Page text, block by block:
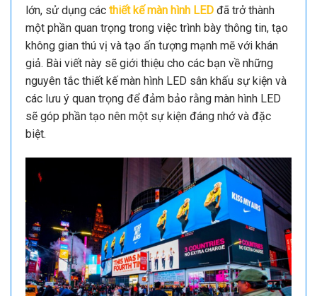
lớn, sử dụng các thiết kế màn hình LED đã trở thành
một phần quan trọng trong việc trình bày thông tin, tạo
không gian thú vị và tạo ấn tượng mạnh mẽ với khán
giả. Bài viết này sẽ giới thiệu cho các bạn về những
nguyên tắc thiết kế màn hình LED sân khấu sự kiện và
các lưu ý quan trọng để đảm bảo rằng màn hình LED
sẽ góp phần tạo nên một sự kiện đáng nhớ và đặc
biệt.